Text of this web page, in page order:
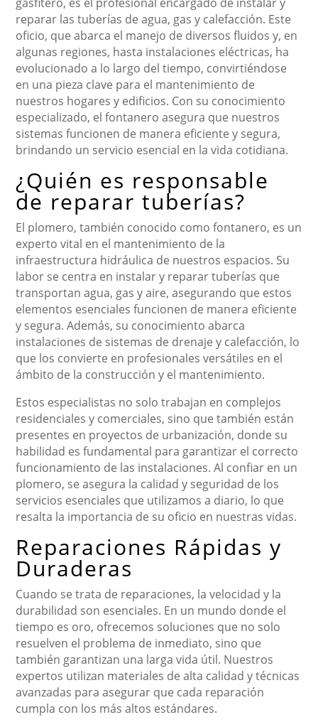
reparar las tuberías de agua, gas y calefacción. Este
oficio, que abarca el manejo de diversos fluidos y, en
algunas regiones, hasta instalaciones eléctricas, ha
evolucionado a lo largo del tiempo, convirtiéndose
en una pieza clave para el mantenimiento de
nuestros hogares y edificios. Con su conocimiento
especializado, el fontanero asegura que nuestros
sistemas funcionen de manera eficiente y segura,
brindando un servicio esencial en la vida cotidiana.
¿Quién es responsable
de reparar tuberías?
El plomero, también conocido como fontanero, es un
experto vital en el mantenimiento de la
infraestructura hidráulica de nuestros espacios. Su
labor se centra en instalar y reparar tuberías que
transportan agua, gas y aire, asegurando que estos
elementos esenciales funcionen de manera eficiente
y segura. Además, su conocimiento abarca
instalaciones de sistemas de drenaje y calefacción, lo
que los convierte en profesionales versátiles en el
ámbito de la construcción y el mantenimiento.
Estos especialistas no solo trabajan en complejos
residenciales y comerciales, sino que también están
presentes en proyectos de urbanización, donde su
habilidad es fundamental para garantizar el correcto
funcionamiento de las instalaciones. Al confiar en un
plomero, se asegura la calidad y seguridad de los
servicios esenciales que utilizamos a diario, lo que
resalta la importancia de su oficio en nuestras vidas.
Reparaciones Rápidas y
Duraderas
Cuando se trata de reparaciones, la velocidad y la
durabilidad son esenciales. En un mundo donde el
tiempo es oro, ofrecemos soluciones que no solo
resuelven el problema de inmediato, sino que
también garantizan una larga vida útil. Nuestros
expertos utilizan materiales de alta calidad y técnicas
avanzadas para asegurar que cada reparación
cumpla con los más altos estándares.